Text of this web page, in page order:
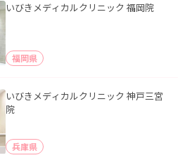
いびきメディカルクリニック 福岡院
福岡県
いびきメディカルクリニック 神戸三宮
院
兵庫県